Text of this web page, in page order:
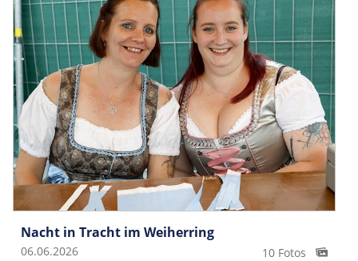
Nacht in Tracht im Weiherring
06.06.2026 10 Fotos